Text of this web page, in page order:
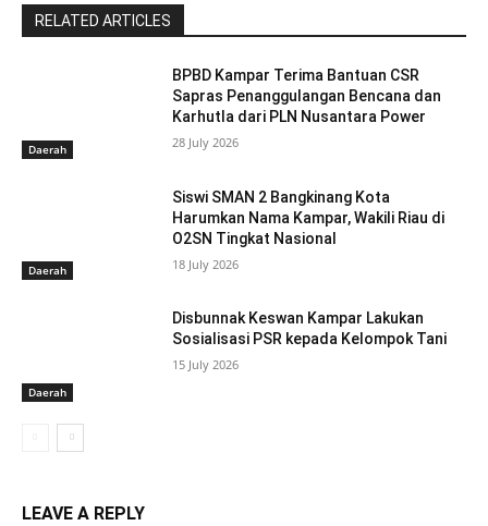
RELATED ARTICLES
Daerah
BPBD Kampar Terima Bantuan CSR
Sapras Penanggulangan Bencana dan
Karhutla dari PLN Nusantara Power
28 July 2026
Daerah
Siswi SMAN 2 Bangkinang Kota
Harumkan Nama Kampar, Wakili Riau di
O2SN Tingkat Nasional
18 July 2026
Daerah
Disbunnak Keswan Kampar Lakukan
Sosialisasi PSR kepada Kelompok Tani
15 July 2026
LEAVE A REPLY